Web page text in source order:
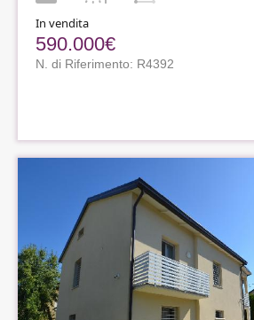
In vendita
590.000€
N. di Riferimento: R4392